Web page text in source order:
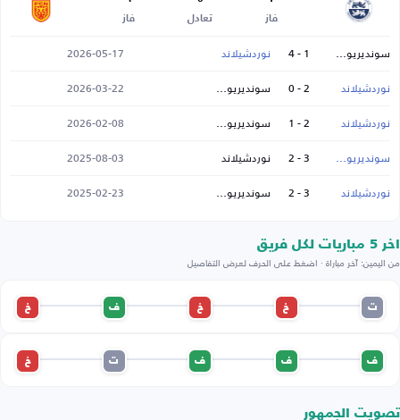
فاز
تعادل
فاز
سونديريوسك 1 - 4 نوردشيلاند
2026-05-17
نوردشيلاند
2 - 0 سونديريوسك
2026-03-22
نوردشيلاند
2 - 1 سونديريوسك
2026-02-08
سونديريوسك
3 - 2 نوردشيلاند
2025-08-03
نوردشيلاند
3 - 2 سونديريوسك 2025-02-23
اخر 5 مباريات لكل فريق
من اليمين: آخر مباراة · اضغط على الحرف لعرض التفاصيل
ت خ خ ف خ
ف ف ف ت خ
تصويت الجمهور